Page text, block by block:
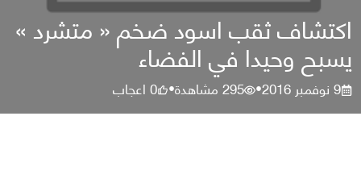
اكتشاف ثقب اسود ضخم « متشرد »
يسبح وحيدا في الفضاء
9 نوفمبر 2016 •
295مشاهدة•
0اعجاب